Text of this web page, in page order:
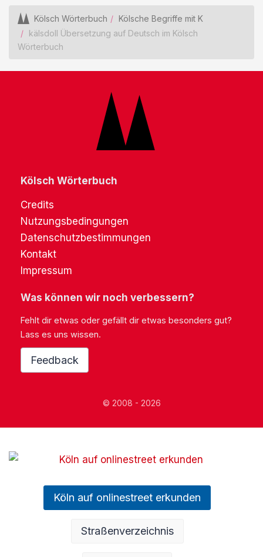
Kölsch Wörterbuch
Kölsche Begriffe mit K
kälsdoll Übersetzung auf Deutsch im Kölsch
Wörterbuch
Kölsch Wörterbuch
Credits
Nutzungsbedingungen
Datenschutzbestimmungen
Kontakt
Impressum
Was können wir noch verbessern?
Fehlt dir etwas oder gefällt dir etwas besonders gut?
Lass es uns wissen.
Feedback
© 2008 - 2026
Köln auf onlinestreet erkunden
Straßenverzeichnis